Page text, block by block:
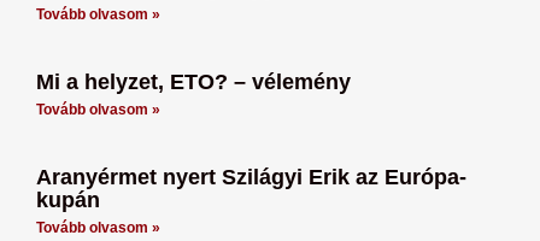
Tovább olvasom »
Mi a helyzet, ETO? – vélemény
Tovább olvasom »
Aranyérmet nyert Szilágyi Erik az Európa-
kupán
Tovább olvasom »